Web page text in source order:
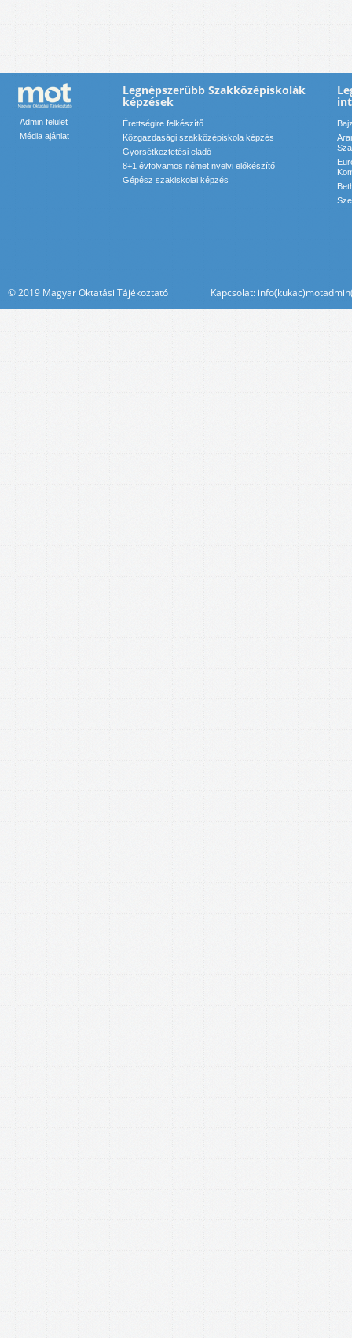
Admin felület
Média ajánlat
Legnépszerűbb Szakközépiskolák
képzések
Érettségire felkészítő
Közgazdasági szakközépiskola képzés
Gyorsétkeztetési eladó
8+1 évfolyamos német nyelvi előkészítő
Gépész szakiskolai képzés
© 2019 Magyar Oktatási Tájékoztató Kapcsolat: